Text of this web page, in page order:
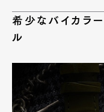
希少なバイカラ
ル